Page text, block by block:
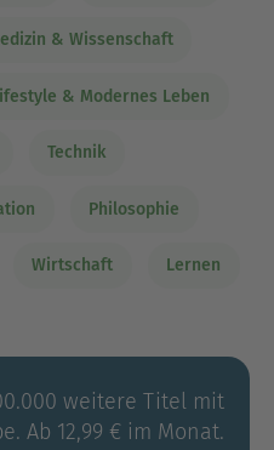
Hawking oder
Erkenntnissen
faszinieren.
& Wissenschaft
& Modernes Leben
Technik
Philosophie
Wirtschaft Lernen
weitere Titel mit
Ab 12,99 € im Monat.